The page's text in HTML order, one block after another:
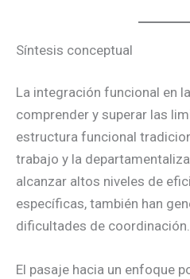
Síntesis conceptual
La integración funcional en
comprender y superar las
estructura funcional
trabajo y la
alcanzar altos niveles de
específicas, también han
dificultades de coordinación.
El pasaje hacia un enfoque